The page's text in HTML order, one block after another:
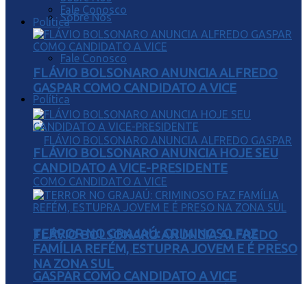
Sobre Nós
Fale Conosco
Política
FLÁVIO BOLSONARO ANUNCIA ALFREDO
GASPAR COMO CANDIDATO A VICE
Fale Conosco
Política
FLÁVIO BOLSONARO ANUNCIA ALFREDO
GASPAR COMO CANDIDATO A VICE
FLÁVIO BOLSONARO ANUNCIA HOJE SEU
CANDIDATO A VICE-PRESIDENTE
TERROR NO GRAJAÚ: CRIMINOSO FAZ
FAMÍLIA REFÉM, ESTUPRA JOVEM E É PRESO
NA ZONA SUL